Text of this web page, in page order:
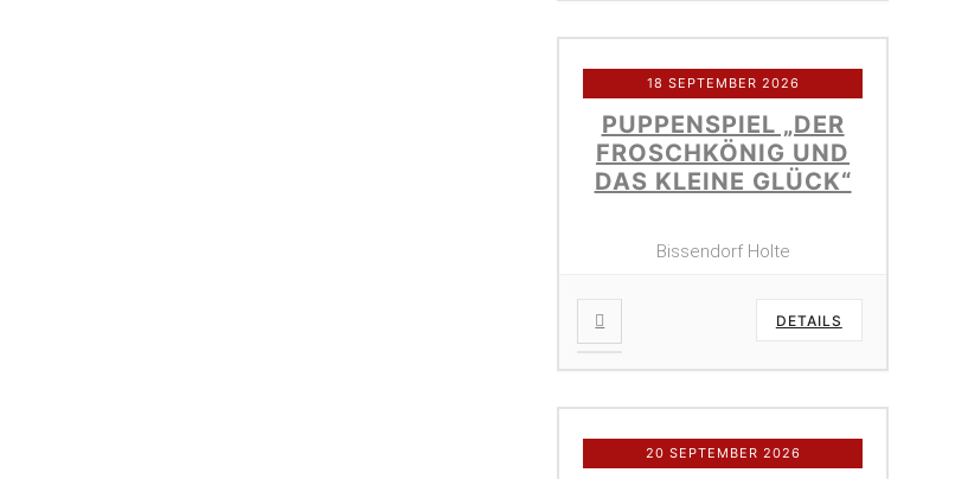
18 SEPTEMBER 2026
PUPPENSPIEL „DER
FROSCHKÖNIG UND
DAS KLEINE GLÜCK“
Bissendorf Holte
DETAILS
20 SEPTEMBER 2026